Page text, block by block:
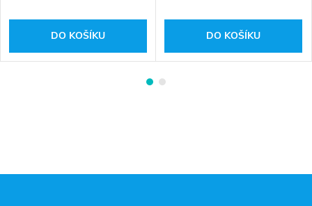
DO KOŠÍKU DO KOŠÍKU